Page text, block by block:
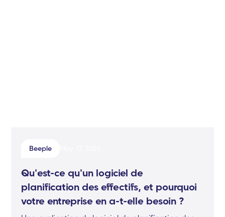
Beeple
Qu'est-ce qu'un logiciel de
planification des effectifs, et pourquoi
votre entreprise en a-t-elle besoin ?